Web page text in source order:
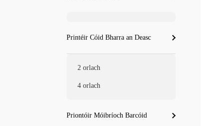
Printéir Cóid Bharra an Deasc
2 orlach
4 orlach
Priontóir Móibríoch Barcóid